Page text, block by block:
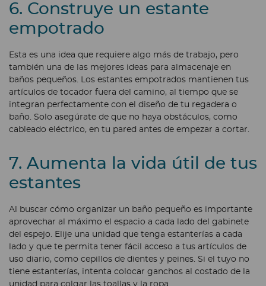
6. Construye un estante
empotrado
Esta es una idea que requiere algo más de trabajo, pero
también una de las mejores ideas para almacenaje en
baños pequeños. Los estantes empotrados mantienen tus
artículos de tocador fuera del camino, al tiempo que se
integran perfectamente con el diseño de tu regadera o
baño. Solo asegúrate de que no haya obstáculos, como
cableado eléctrico, en tu pared antes de empezar a cortar.
7. Aumenta la vida útil de tus
estantes
Al buscar cómo organizar un baño pequeño es importante
aprovechar al máximo el espacio a cada lado del gabinete
del espejo. Elije una unidad que tenga estanterías a cada
lado y que te permita tener fácil acceso a tus artículos de
uso diario, como cepillos de dientes y peines. Si el tuyo no
tiene estanterías, intenta colocar ganchos al costado de la
unidad para colgar las toallas y la ropa.